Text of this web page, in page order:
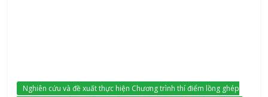
Nghiên cứu và đề xuất thực hiện Chương trình thí điểm lồng ghép